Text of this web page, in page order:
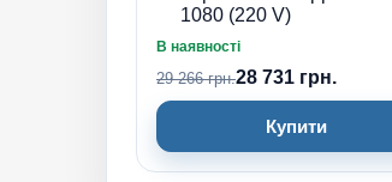
1080 (220 V)
В наявності
29 266 грн.28 731 грн.
Купити